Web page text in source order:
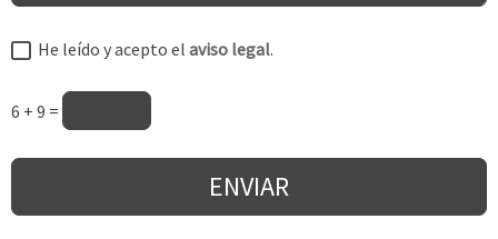
He leído y acepto el aviso legal.
6 + 9 =